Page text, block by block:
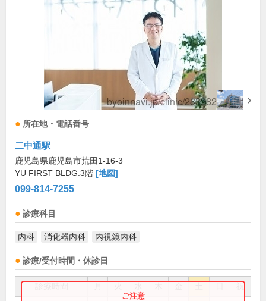
所在地・電話番号
二中通駅
鹿児島県鹿児島市荒田1-16-3
YU FIRST BLDG.3階 [地図]
099-814-7255
診療科目
内科 消化器内科 内視鏡内科
診療/受付時間・休診日
祝